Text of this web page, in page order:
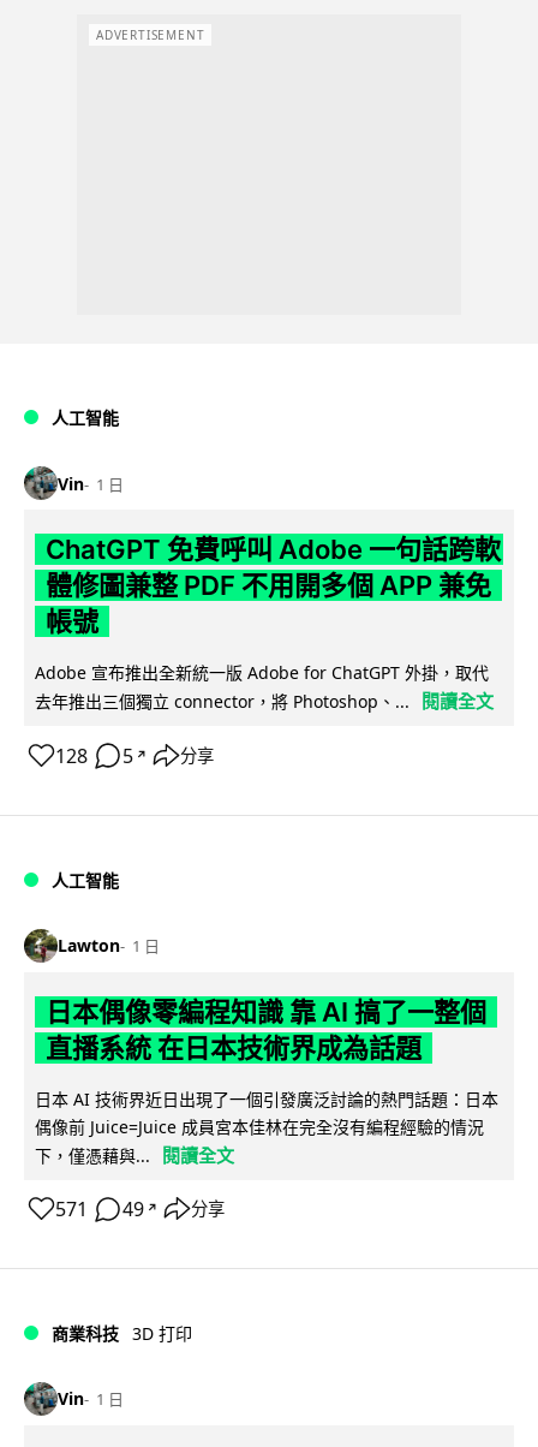
ADVERTISEMENT
人工智能
Vin 1 日
ChatGPT 免費呼叫 Adobe 一句話跨軟
體修圖兼整 PDF 不用開多個 APP 兼免
帳號
Adobe 宣布推出全新統一版 Adobe for ChatGPT 外掛，取代
去年推出三個獨立 connector，將 Photoshop、...
閱讀全文
128 5 ↗ 分享
人工智能
Lawton 1 日
日本偶像零編程知識 靠 AI 搞了一整個
直播系統 在日本技術界成為話題
日本 AI 技術界近日出現了一個引發廣泛討論的熱門話題：日本
偶像前 Juice=Juice 成員宮本佳林在完全沒有編程經驗的情況
下，僅憑藉與...
閱讀全文
571 49 ↗ 分享
商業科技 3D 打印
Vin 1 日